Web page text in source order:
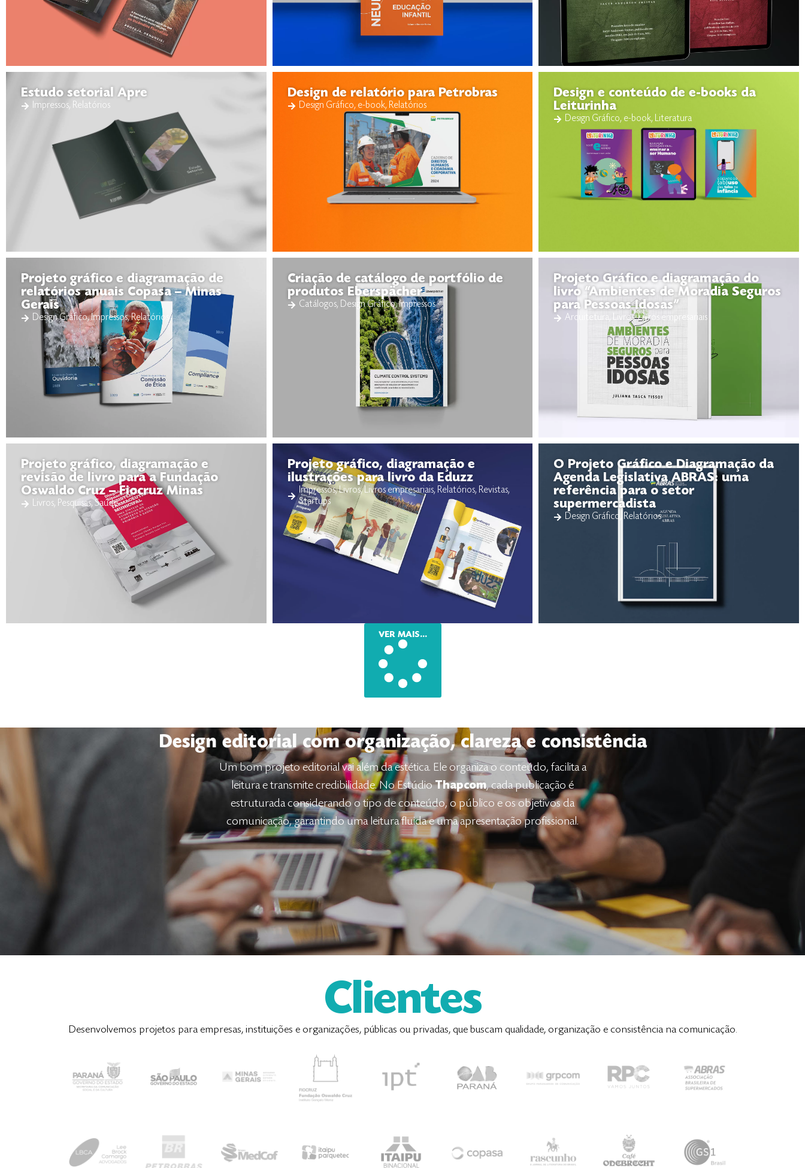
Estudo setorial Apre
Impressos, Relatórios
Design de relatório para Petrobras
Design Gráfico, e-book, Relatórios
Design e conteúdo de e-books da
Leiturinha
Design Gráfico, e-book, Literatura
Projeto gráfico e diagramação de
relatórios anuais Copasa – Minas
Gerais
Design Gráfico,Impressos,Relatórios
Criação de catálogo de portfólio de
produtos Eberspächer
Catálogos, Design Gráfico,Impressos
Projeto Gráfico e diagramação do
livro “Ambientes de Moradia Seguros
para Pessoas Idosas”
Arquitetura, Livros,Livros empresariais
Projeto gráfico, diagramação e
revisão de livro para a Fundação
Oswaldo Cruz – Fiocruz Minas
Livros, Pesquisas,Saúde
Projeto gráfico, diagramação e
ilustrações para livro da Eduzz
Impressos,Livros,Livros empresariais, Relatórios, Revistas,
Startups
O Projeto Gráfico e Diagramação da
Agenda Legislativa ABRAS: uma
referência para o setor
supermercadista
Design Gráfico , Relatórios
VER MAIS...
Design editorial com organização, clareza e consistência
Um bom projeto editorial vai além da estética. Ele organiza o conteúdo, facilita a
leitura e transmite credibilidade. No EstúdioThapcom, cada publicação é
estruturada considerando o tipo de conteúdo, o público e os objetivos da
comunicação, garantindo uma leitura fluida e uma apresentação profissional.
Clientes
Desenvolvemos projetos para empresas, instituições e organizações, públicas ou privadas, que buscam qualidade, organização e consistência na comunicação.